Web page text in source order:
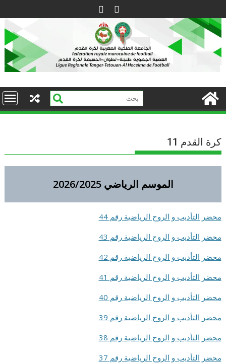
to
content
كرة القدم 11
الموسم الرياضي 2026/2025
محضر التأديب و الروح الرياضية رقم 44
محضر التأديب و الروح الرياضية رقم 43
محضر التأديب و الروح الرياضية رقم 42
محضر التأديب و الروح الرياضية رقم 41
محضر التأديب و الروح الرياضية رقم 40
محضر التأديب و الروح الرياضية رقم 39
محضر التأديب و الروح الرياضية رقم 38
محضر التأديب و الروح الرياضية رقم 37